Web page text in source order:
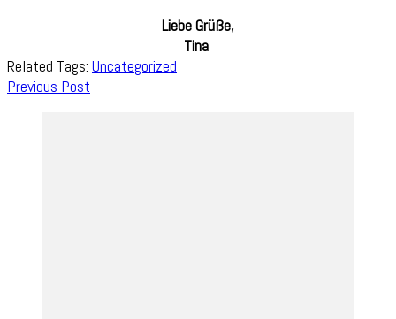
Liebe Grüße,
Tina
Related Tags: Uncategorized
Post
Previous Post